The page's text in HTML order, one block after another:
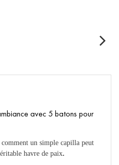
avec 5 batons pour
un simple capilla peut
havre de paix.